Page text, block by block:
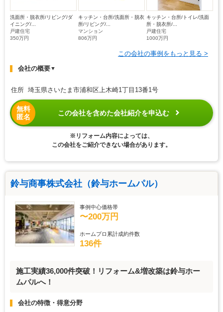
洗面所・脱衣所/リビング/ダ
イニング/...
戸建住宅
350万円
キッチン・台所/洗面所・脱衣
所/リビング/...
マンション
806万円
キッチン・台所/トイレ/洗面
所・脱衣所/...
戸建住宅
1000万円
この会社の事例をもっと見る >
会社の概要▼
住所 埼玉県さいたま市浦和区上木崎1丁目13番1号
無料
匿名
この会社を含めた会社紹介を申込む
※リフォーム内容によっては、
この会社をご紹介できない場合があります。
鈴与商事株式会社（鈴与ホームパル）
事例中心価格帯
〜200万円
ホームプロ累計成約件数
136件
施工実績36,000件突破！リフォーム&増改築は鈴与ホー
ムパルへ！
会社の特徴・得意分野